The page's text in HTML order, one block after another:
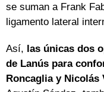
se suman a Frank
ligamento lateral
Así, las únicas dos
de Lanús para
Roncaglia y Nicolás